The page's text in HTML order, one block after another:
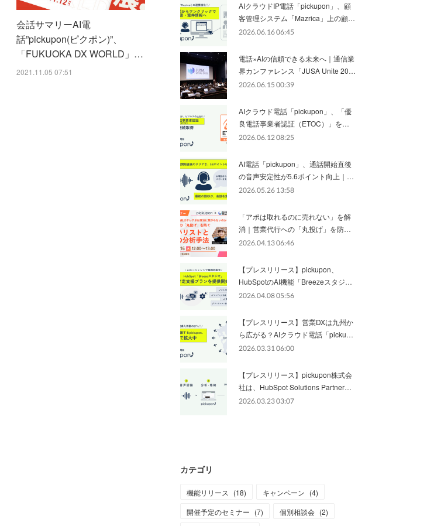
会話サマリーAI電
話”pickupon(ピクポン)”、
「FUKUOKA DX WORLD」…
2021.11.05 07:51
AIクラウドIP電話「pickupon」、顧
客管理システム「Mazrica」上の顧…
2026.06.16 06:45
電話×AIの信頼できる未来へ｜通信業
界カンファレンス「JUSA Unite 20…
2026.06.15 00:39
AIクラウド電話「pickupon」、「優
良電話事業者認証（ETOC）」を…
2026.06.12 08:25
AI電話「pickupon」、通話開始直後
の音声安定性が5.6ポイント向上｜…
2026.05.26 13:58
「アポは取れるのに売れない」を解
消｜営業代行への「丸投げ」を防…
2026.04.13 06:46
【プレスリリース】pickupon、
HubSpotのAI機能「Breezeスタジ…
2026.04.08 05:56
【プレスリリース】営業DXは九州か
ら広がる？AIクラウド電話「picku…
2026.03.31 06:00
【プレスリリース】pickupon株式会
社は、HubSpot Solutions Partner…
2026.03.23 03:07
カテゴリ
機能リリース (18) キャンペーン (4)
開催予定のセミナー (7) 個別相談会 (2)